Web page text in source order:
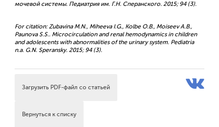
мочевой системы. Педиатрия им. Г.Н. Сперанского. 2015; 94 (3).
For citation: Zubavina M.N., Miheeva I.G., Kolbe O.B., Moiseev A.B.,
Paunova S.S.. Microcirculation and renal hemodynamics in children
and adolescents with abnormalities of the urinary system. Pediatria
n.a. G.N. Speransky. 2015; 94 (3).
Загрузить PDF-файл со статьей
Вернуться к списку